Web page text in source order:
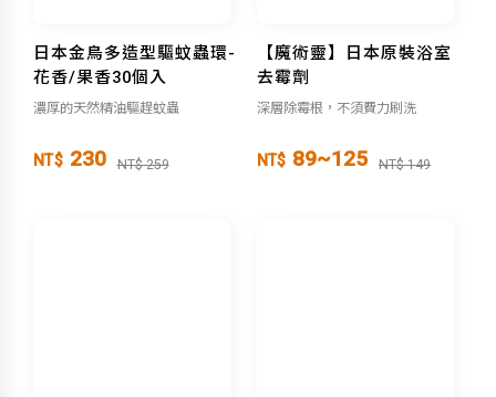
日本金鳥多造型驅蚊蟲環-
花香/果香30個入
濃厚的天然精油驅趕蚊蟲
NT$ 230 NT$ 259
【魔術靈】日本原裝浴室
去霉劑
深層除霉根，不須費力刷洗
NT$ 89~125 NT$ 149